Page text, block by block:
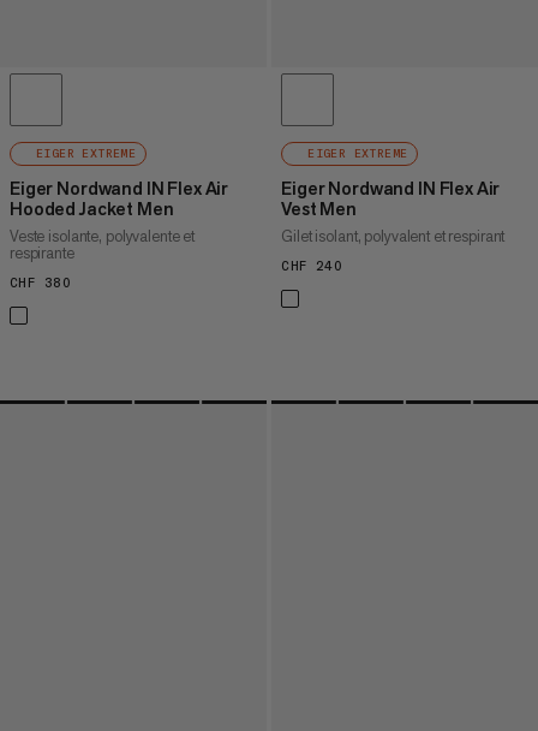
EIGER EXTREME
Eiger Nordwand IN Flex Air
Hooded Jacket Men
Veste isolante, polyvalente et
respirante
CHF 380
EIGER EXTREME
Eiger Nordwand IN Flex Air
Vest Men
Gilet isolant, polyvalent et respirant
CHF 240